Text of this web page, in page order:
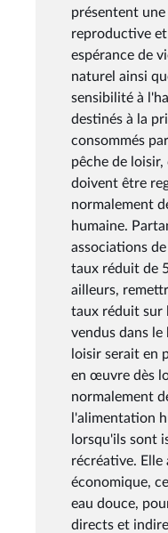
présentent
reproductive
espérance de
naturel ainsi
sensibilité à
destinés à la
consommés
pêche de
doivent être
normalement
humaine.
associations
taux réduit de
ailleurs,
taux réduit sur
vendus dans
loisir serait en
en œuvre dès
normalement
l'alimentation
lorsqu'ils sont
récréative.
économique,
eau douce,
directs et